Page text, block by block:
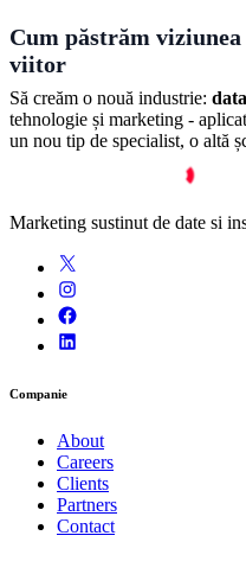
Cum păstrăm viziunea
viitor
Să creăm o nouă industrie:
tehnologie și marketing -
un nou tip de specialist, o altă
Marketing sustinut de date si
Companie
About
Careers
Clients
Partners
Contact